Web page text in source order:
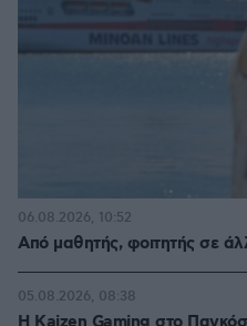
Από μαθητής, φοιτητής σε
06.08.2026, 10:52
05.08.2026, 08:38